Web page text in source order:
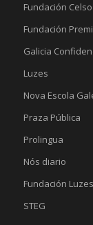
Fundación
Fundación
Galicia
Luzes
Nova Escola
Praza Pública
Prolingua
Nós diario
Fundación Luzes
STEG